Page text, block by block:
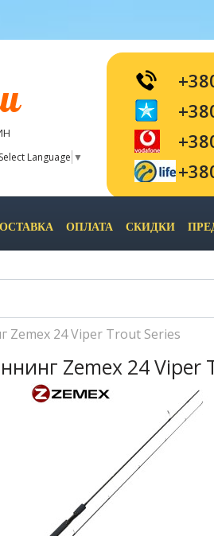
Language ▼
ОПЛАТА СКИДКИ
Zemex 24 Viper Trout Series
Zemex 24 Viper